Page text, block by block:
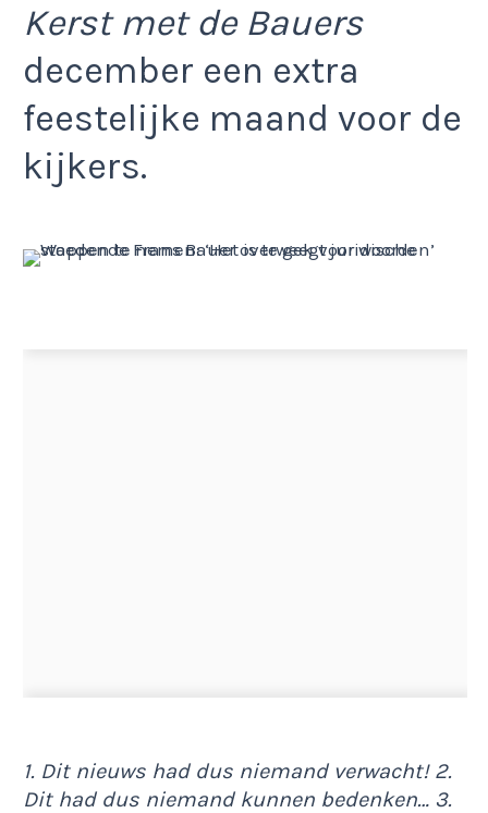
Kerst met de Bauers
december een extra
feestelijke maand voor de
kijkers.
1. Dit nieuws had dus niemand verwacht! 2.
Dit had dus niemand kunnen bedenken… 3.